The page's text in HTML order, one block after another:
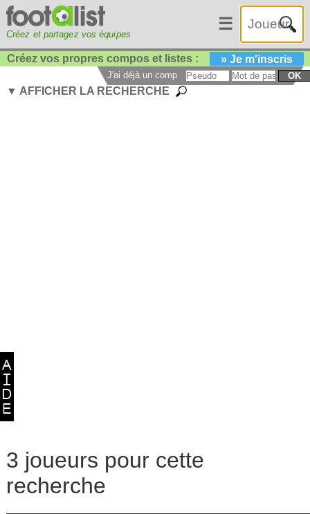
Créez et partagez vos équipes
☰
Créez vos propres compos et listes : » Je m'inscris
J'ai déjà un compte : OK
▼ AFFICHER LA RECHERCHE
3 joueurs pour cette
recherche